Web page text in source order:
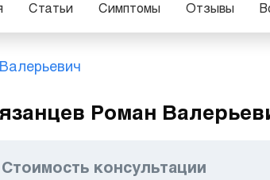
Статьи Симптомы Отзывы
Роман
Стоимость консультации